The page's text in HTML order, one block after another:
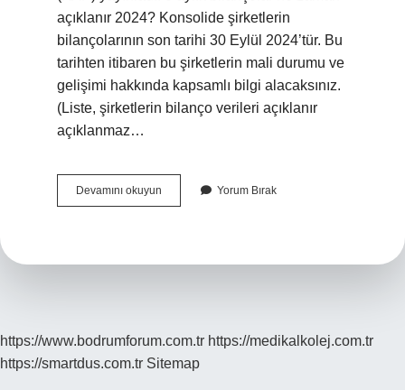
açıklanır 2024? Konsolide şirketlerin
bilançolarının son tarihi 30 Eylül 2024’tür. Bu
tarihten itibaren bu şirketlerin mali durumu ve
gelişimi hakkında kapsamlı bilgi alacaksınız.
(Liste, şirketlerin bilanço verileri açıklanır
açıklanmaz…
Devamını okuyun
Seramik
Yorum Bırak
https://www.bodrumforum.com.tr https://medikalkolej.com.tr
https://smartdus.com.tr Sitemap